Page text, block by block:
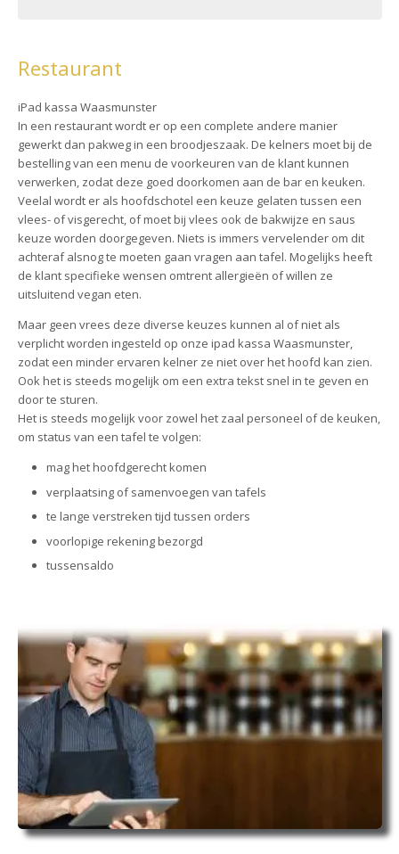
Restaurant
iPad kassa Waasmunster
In een restaurant wordt er op een complete andere manier
gewerkt dan pakweg in een broodjeszaak. De kelners moet bij de
bestelling van een menu de voorkeuren van de klant kunnen
verwerken, zodat deze goed doorkomen aan de bar en keuken.
Veelal wordt er als hoofdschotel een keuze gelaten tussen een
vlees- of visgerecht, of moet bij vlees ook de bakwijze en saus
keuze worden doorgegeven. Niets is immers vervelender om dit
achteraf alsnog te moeten gaan vragen aan tafel. Mogelijks heeft
de klant specifieke wensen omtrent allergieën of willen ze
uitsluitend vegan eten.
Maar geen vrees deze diverse keuzes kunnen al of niet als
verplicht worden ingesteld op onze ipad kassa Waasmunster,
zodat een minder ervaren kelner ze niet over het hoofd kan zien.
Ook het is steeds mogelijk om een extra tekst snel in te geven en
door te sturen.
Het is steeds mogelijk voor zowel het zaal personeel of de keuken,
om status van een tafel te volgen:
mag het hoofdgerecht komen
verplaatsing of samenvoegen van tafels
te lange verstreken tijd tussen orders
voorlopige rekening bezorgd
tussensaldo